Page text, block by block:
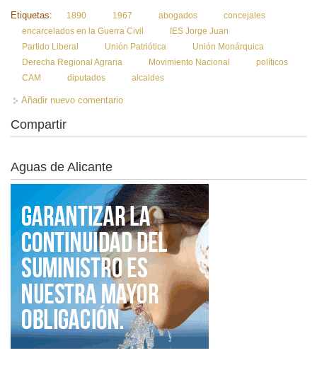
Etiquetas: 1890 1967 abogados
concejales
encarcelados en la Guerra Civil
IES Jorge Juan
Partido Liberal
Unión Patriótica
Unión Monárquica
Derecha Regional Agraria
Movimiento Nacional
políticos
CAM
diputados alcaldes
Añadir nuevo comentario
Compartir
Aguas de Alicante